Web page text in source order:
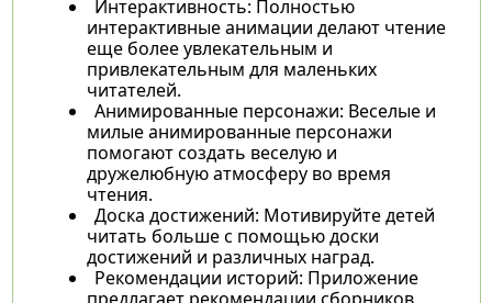
Интерактивность: Полностью
интерактивные анимации делают чтение
еще более увлекательным и
привлекательным для маленьких
читателей.
Анимированные персонажи: Веселые и
милые анимированные персонажи
помогают создать веселую и
дружелюбную атмосферу во время
чтения.
Доска достижений: Мотивируйте детей
читать больше с помощью доски
достижений и различных наград.
Рекомендации историй: Приложение